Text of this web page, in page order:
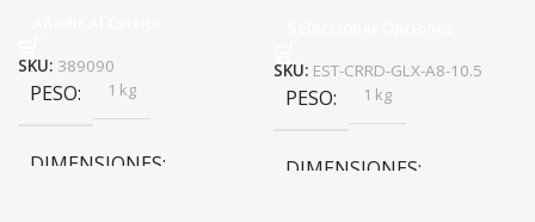
SKU: 389090
PESO 1 kg
DIMENSIONES
SKU: EST-CRRD-GLX-A8-10.5
PESO 1 kg
DIMENSIONES